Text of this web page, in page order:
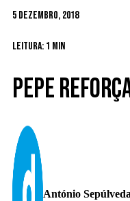
5 Dezembro, 2018
Leitura: 1 min
Pepe
António